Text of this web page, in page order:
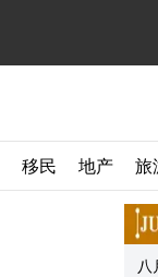
移民 地产 旅
八